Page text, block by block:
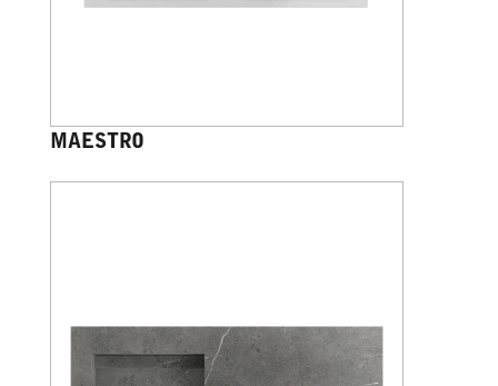
MAESTRO